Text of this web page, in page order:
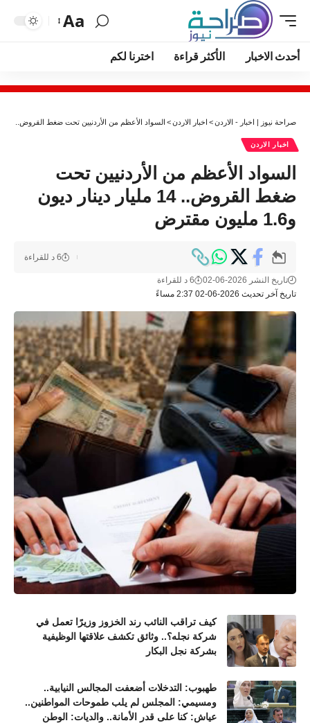
Aa
أحدث الاخبار الأكثر قراءة اخترنا لكم
صراحة نيوز | اخبار - الاردن> اخبار الاردن> السواد الأعظم من الأردنيين تحت ضغط القروض.. 14 مليار دينار ديون و1.6 مليون مقترض
اخبار الاردن
السواد الأعظم من الأردنيين تحت
ضغط القروض.. 14 مليار دينار ديون
و1.6 مليون مقترض
تاريخ آخر تحديث 2026-06-02 2:37 مساءً
تاريخ النشر 2026-06-02 6 د للقراءة
6 د للقراءة
كيف تراقب النائب رند الخزوز وزيرًا تعمل في
شركة نجله؟.. وثائق تكشف علاقتها الوظيفية
بشركة نجل البكار
طهبوب: التدخلات أضعفت المجالس النيابية..
ومسيمي: المجلس لم يلب طموحات المواطنين..
عياش: كنا على قدر الأمانة.. والديات: الوطن